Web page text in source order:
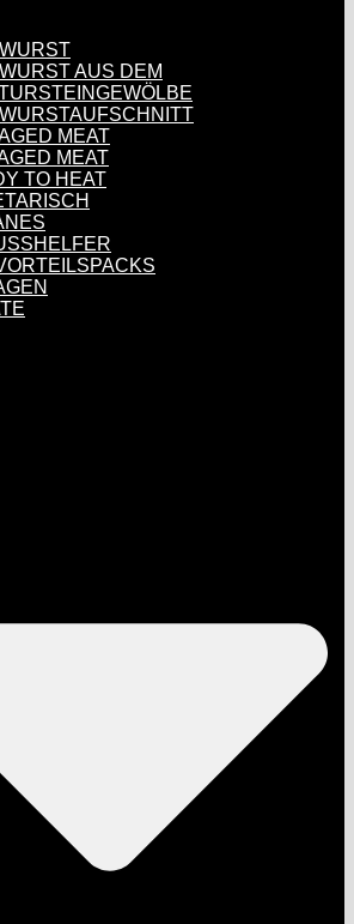
WURST
WURST AUS DEM
WURSTAUFSCHNITT
MEAT
MEAT
TO HEAT